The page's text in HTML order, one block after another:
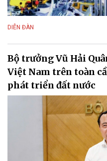
DIỄN ĐÀN
Bộ trưởng Vũ Hải
Việt Nam trên toàn
phát triển đất nước